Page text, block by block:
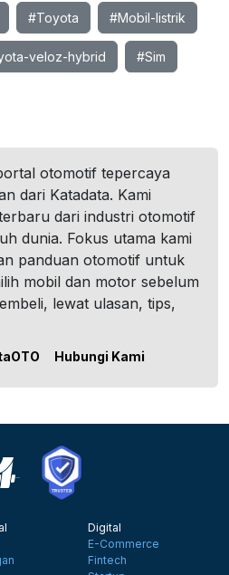
#Toyota #Mobil-listrik
veloz-hybrid #Sim
otomotif tepercaya
dari Katadata. Kami
dari industri otomotif
dunia. Fokus utama kami
panduan otomotif untuk
mobil dan motor sebelum
lewat ulasan, tips,
Hubungi Kami
Digital
E-Commerce
Fintech